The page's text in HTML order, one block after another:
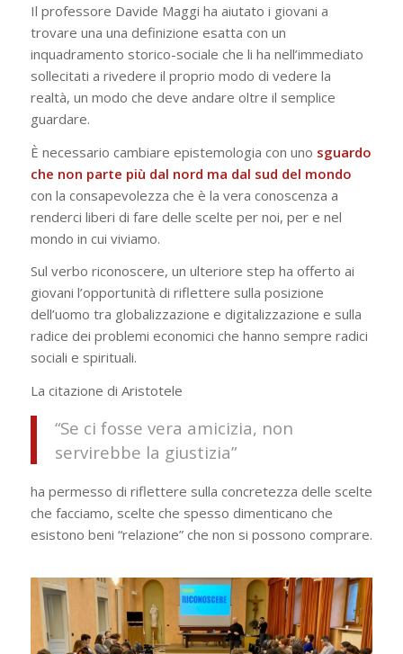
Il professore Davide Maggi ha aiutato i giovani a
trovare una una definizione esatta con un
inquadramento storico-sociale che li ha nell’immediato
sollecitati a rivedere il proprio modo di vedere la
realtà, un modo che deve andare oltre il semplice
guardare.
È necessario cambiare epistemologia con uno sguardo
che non parte più dal nord ma dal sud del mondo
con la consapevolezza che è la vera conoscenza a
renderci liberi di fare delle scelte per noi, per e nel
mondo in cui viviamo.
Sul verbo riconoscere, un ulteriore step ha offerto ai
giovani l’opportunità di riflettere sulla posizione
dell’uomo tra globalizzazione e digitalizzazione e sulla
radice dei problemi economici che hanno sempre radici
sociali e spirituali.
La citazione di Aristotele
“Se ci fosse vera amicizia, non
servirebbe la giustizia”
ha permesso di riflettere sulla concretezza delle scelte
che facciamo, scelte che spesso dimenticano che
esistono beni “relazione” che non si possono comprare.